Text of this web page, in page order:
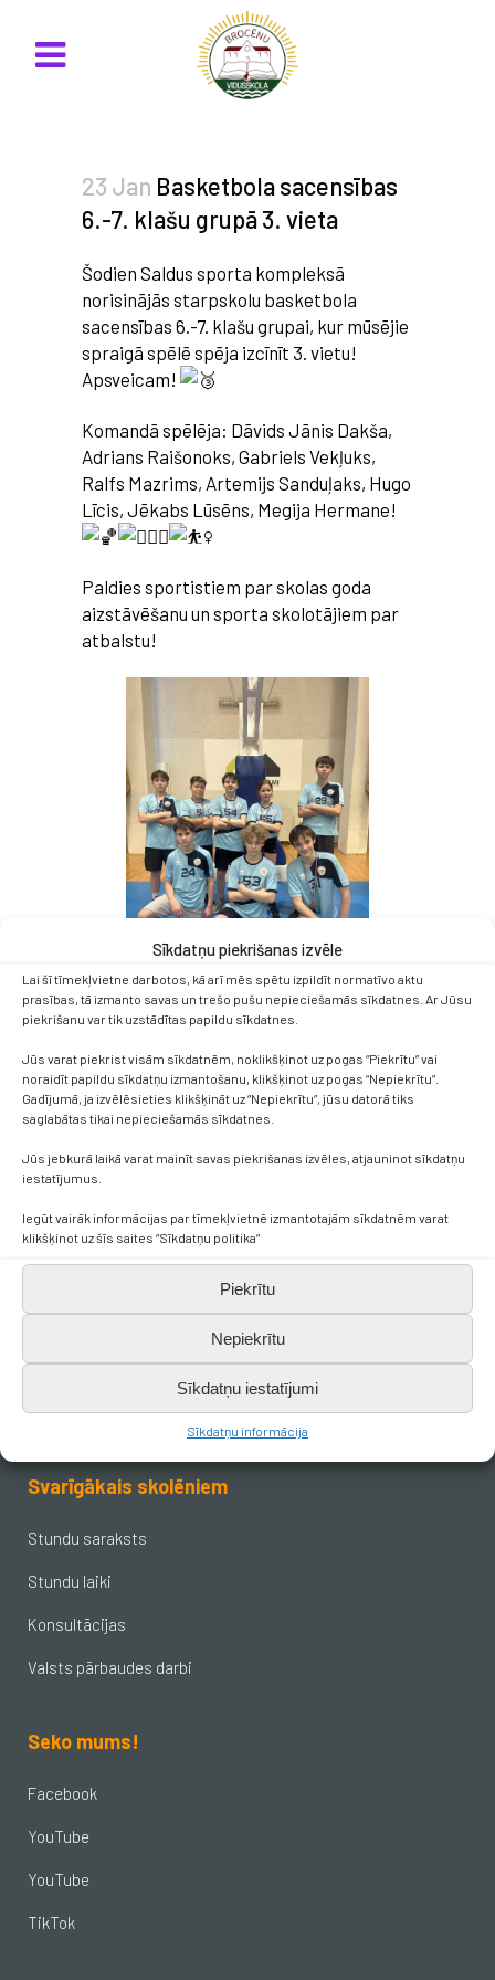
Sīkdatņu piekrišanas izvēle
Lai šī tīmekļvietne darbotos, kā arī mēs spētu izpildīt normatīvo aktu
prasības, tā izmanto savas un trešo pušu nepieciešamās sīkdatnes. Ar Jūsu
piekrišanu var tik uzstādītas papildu sīkdatnes.
Jūs varat piekrist visām sīkdatnēm, noklikšķinot uz pogas “Piekrītu” vai
noraidīt papildu sīkdatņu izmantošanu, klikšķinot uz pogas “Nepiekrītu”.
Gadījumā, ja izvēlēsieties klikšķināt uz “Nepiekrītu”, jūsu datorā tiks
saglabātas tikai nepieciešamās sīkdatnes.
Jūs jebkurā laikā varat mainīt savas piekrišanas izvēles, atjauninot sīkdatņu
iestatījumus.
Iegūt vairāk informācijas par tīmekļvietnē izmantotajām sīkdatnēm varat
klikšķinot uz šīs saites “Sīkdatņu politika”
Piekrītu
Nepiekrītu
Sīkdatņu iestatījumi
Sīkdatņu informācija
23 Jan Basketbola sacensības
6.-7. klašu grupā 3. vieta
Šodien Saldus sporta kompleksā
norisinājās starpskolu basketbola
sacensības 6.-7. klašu grupai, kur mūsējie
spraigā spēlē spēja izcīnīt 3. vietu!
Apsveicam!
Komandā spēlēja: Dāvids Jānis Dakša,
Adrians Raišonoks, Gabriels Vekļuks,
Ralfs Mazrims, Artemijs Sanduļaks, Hugo
Līcis, Jēkabs Lūsēns, Megija Hermane!
Paldies sportistiem par skolas goda
aizstāvēšanu un sporta skolotājiem par
atbalstu!
Kontakti
+371 638 656 05
skola.broceni@saldus.lv
_DEFAULT@40900017625
Svarīgākais skolēniem
Stundu saraksts
Stundu laiki
Konsultācijas
Valsts pārbaudes darbi
Seko mums!
Facebook
YouTube
YouTube
TikTok